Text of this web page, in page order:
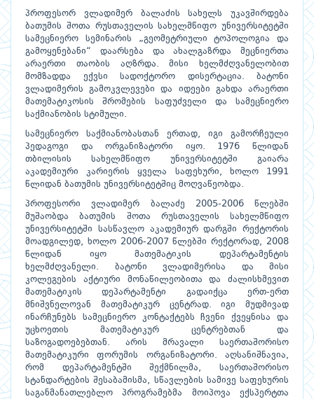
პროფესორ ვლადიმერ ბალაძის სახელს უკავშირდება
ბათუმის შოთა რუსთაველის სახელმწიფო უნივერსიტეტში
სამეცნიერო სემინარის „გეომეტრიული ტოპოლოგია და
გამოყენებანი“ დაარსება და ახალგაზრდა მეცნიერთა
არაერთი თაობის აღზრდა. მისი ხელმძღვანელობით
მომზადდა ექვსი სადოქტორო დისერტაცია. ბატონი
ვლადიმერის გამოკვლევები და იდეები გახდა არაერთი
მათემატიკოსის შრომების საფუძველი და სამეცნიერო
საქმიანობის სტიმული.
სამეცნიერო საქმიანობასთან ერთად, იგი გამორჩეული
პედაგოგი და ორგანიზატორი იყო. 1976 წლიდან
თბილისის სახელმწიფო უნივერსიტეტში გაიარა
აკადემიური კარიერის ყველა საფეხური, ხოლო 1991
წლიდან ბათუმის უნივერსიტეტშიც მოღვაწეობდა.
პროფესორი ვლადიმერ ბალაძე 2005-2006 წლებში
მუშაობდა ბათუმის შოთა რუსთაველის სახელმწიფო
უნივერსიტეტში სასწავლო აკადემიურ დარგში რექტორის
მოადგილედ, ხოლო 2006-2007 წლებში რექტორად, 2008
წლიდან იყო მათემატიკის დეპარტამენტის
ხელმძღვანელი. ბატონი ვლადიმერისა და მისი
კოლეგების აქტიური მონაწილეობითა და ძალისხმევით
მათემატიკის დეპარტამენტი გადაიქცა ერთ-ერთ
მნიშვნელოვან მათემატიკურ ცენტრად. იგი მუდმივად
ინარჩუნებს სამეცნიერო კონტაქტებს ჩვენი ქვეყნისა და
უცხოეთის მათემატიკურ ცენტრებთან და
საზოგადოებებთან. არის მრავალი საერთაშორისო
მათემატიკური ფორუმის ორგანიზატორი. აღსანიშნავია,
რომ დეპარტამენტში შექმნილმა, საერთაშორისო
სტანდარტების შესაბამისმა, სწავლების სამივე საფეხურის
საგანმანათლებლო პროგრამებმა მოიპოვა ექსპერტთა